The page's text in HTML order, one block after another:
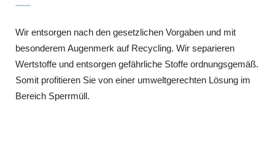
Wir entsorgen nach den gesetzlichen Vorgaben und mit
besonderem Augenmerk auf Recycling. Wir separieren
Wertstoffe und entsorgen gefährliche Stoffe ordnungsgemäß.
Somit profitieren Sie von einer umweltgerechten Lösung im
Bereich Sperrmüll.